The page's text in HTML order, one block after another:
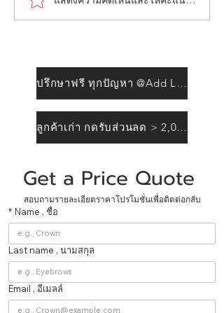
ปรึกษาฟรี ทุกปัญหา @Add Line
ลูกค้าเก่า กดรับส่วนลด > 2,000฿
สอบถามรายละเอียดราคาโปรโมชั่นเพื่อติดต่อกลับ
* Name , ชื่อ
Last name , นามสกุล
Email , อีเมลล์